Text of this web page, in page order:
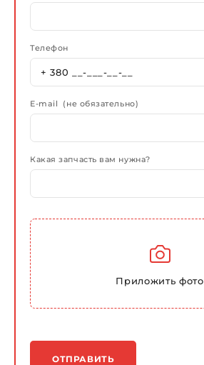
Телефон
E-mail (не обязательно)
Какая запчасть вам нужна?
Приложить фото
ОТПРАВИТЬ